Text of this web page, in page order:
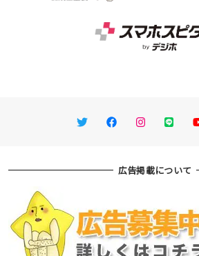
TwitterFacebookInstagram
LINE
広告掲載について